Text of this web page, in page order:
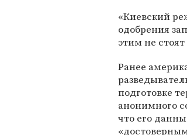
«Киевский
одобрения
этим не
Ранее
подготовке
анонимного
что его